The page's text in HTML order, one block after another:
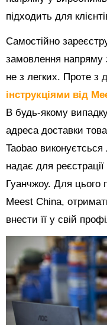
підходить для
Самостійно
замовлення напряму
не з легких. Проте з
інструкціями від
В будь-якому
адреса доставки
Taobao
надає для
Гуанчжоу. Для цього
Meest China,
внести її у свій